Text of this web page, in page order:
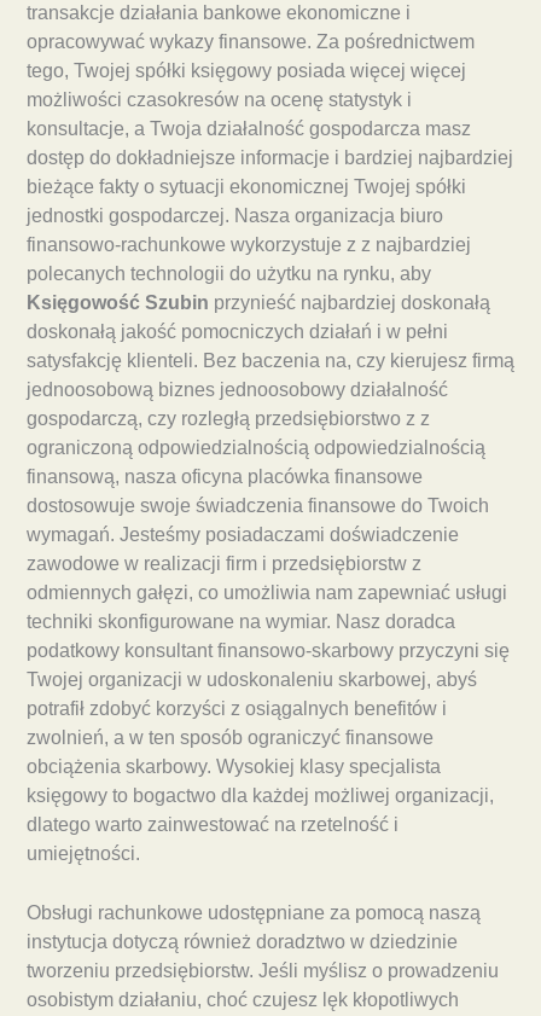
transakcje działania bankowe ekonomiczne i
opracowywać wykazy finansowe. Za pośrednictwem
tego, Twojej spółki księgowy posiada więcej więcej
możliwości czasokresów na ocenę statystyk i
konsultacje, a Twoja działalność gospodarcza masz
dostęp do dokładniejsze informacje i bardziej najbardziej
bieżące fakty o sytuacji ekonomicznej Twojej spółki
jednostki gospodarczej. Nasza organizacja biuro
finansowo-rachunkowe wykorzystuje z z najbardziej
polecanych technologii do użytku na rynku, aby
Księgowość Szubin przynieść najbardziej doskonałą
doskonałą jakość pomocniczych działań i w pełni
satysfakcję klienteli. Bez baczenia na, czy kierujesz firmą
jednoosobową biznes jednoosobowy działalność
gospodarczą, czy rozległą przedsiębiorstwo z z
ograniczoną odpowiedzialnością odpowiedzialnością
finansową, nasza oficyna placówka finansowe
dostosowuje swoje świadczenia finansowe do Twoich
wymagań. Jesteśmy posiadaczami doświadczenie
zawodowe w realizacji firm i przedsiębiorstw z
odmiennych gałęzi, co umożliwia nam zapewniać usługi
techniki skonfigurowane na wymiar. Nasz doradca
podatkowy konsultant finansowo-skarbowy przyczyni się
Twojej organizacji w udoskonaleniu skarbowej, abyś
potrafił zdobyć korzyści z osiągalnych benefitów i
zwolnień, a w ten sposób ograniczyć finansowe
obciążenia skarbowy. Wysokiej klasy specjalista
księgowy to bogactwo dla każdej możliwej organizacji,
dlatego warto zainwestować na rzetelność i
umiejętności.
Obsługi rachunkowe udostępniane za pomocą naszą
instytucja dotyczą również doradztwo w dziedzinie
tworzeniu przedsiębiorstw. Jeśli myślisz o prowadzeniu
osobistym działaniu, choć czujesz lęk kłopotliwych